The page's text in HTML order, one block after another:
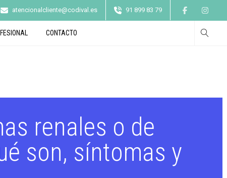
atencionalcliente@codival.es 91 899 83 79
CONTACTO
renales o de
son, síntomas y